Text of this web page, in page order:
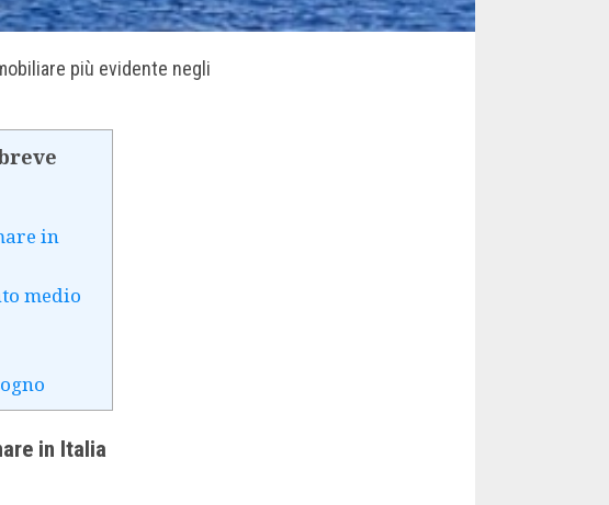
più evidente negli
in
medio
in Italia